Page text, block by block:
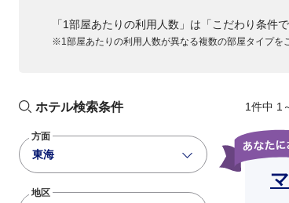
「1部屋あたりの利用人数」は「こだわり条件
※1部屋あたりの利用人数が異なる複数の部屋タイプを
ホテル検索条件
方面
東海
地区
1件中 1